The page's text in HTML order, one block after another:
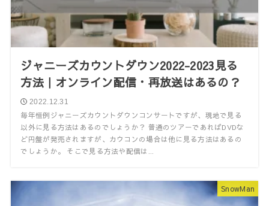
ジャニーズカウントダウン2022-2023見る
方法｜オンライン配信・再放送はあるの？
2022.12.31
毎年恒例ジャニーズカウントダウンコンサートですが、現地で見る
以外に見る方法はあるのでしょうか？ 普通のツアーであればDVDな
ど円盤が発売されますが、カウコンの場合は他に見る方法はあるの
でしょうか。 そこで見る方法や配信は...
SnowMan